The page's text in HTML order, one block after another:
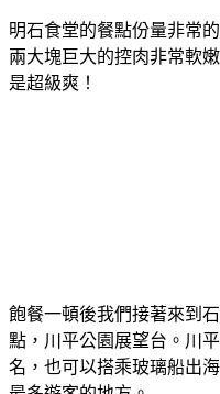
明石食堂的餐點份量非常
兩大塊巨大的控肉非常軟
是超級爽！
飽餐一頓後我們接著來到
點，川平公園展望台。川
名，也可以搭乘玻璃船出